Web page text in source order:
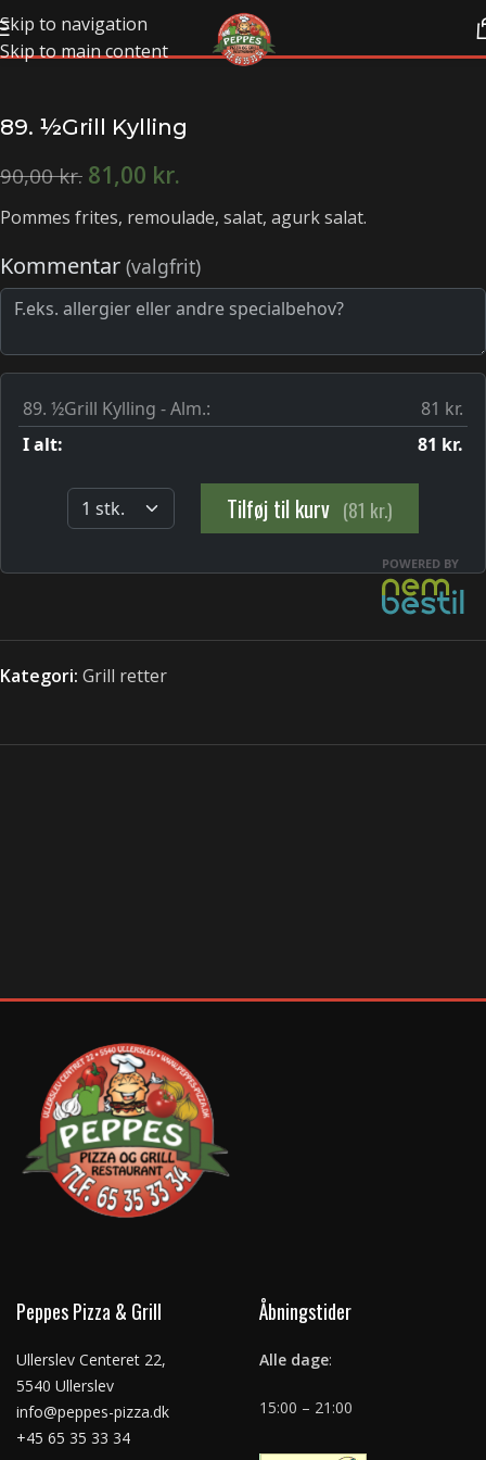
Skip to navigation
Skip to main content
89. ½Grill Kylling
90,00kr. 81,00 kr.
Pommes frites, remoulade, salat, agurk salat.
Kategori: Grill retter
Peppes Pizza & Grill
Ullerslev Centeret 22,
5540 Ullerslev
info@peppes-pizza.dk
+45 65 35 33 34
Åbningstider
Alle dage:
15:00 – 21:00